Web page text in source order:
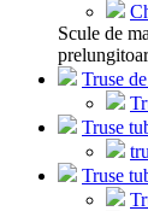
Scule de
Truse
Truse
Truse